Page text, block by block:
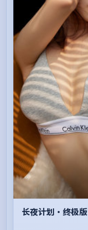
长夜计划·终极版